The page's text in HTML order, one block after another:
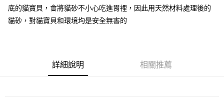
底的貓寶貝，會將貓砂不小心吃進胃裡，因此用天然材料處理後的
貓砂，對貓寶貝和環境均是安全無害的
詳細說明 相關推薦